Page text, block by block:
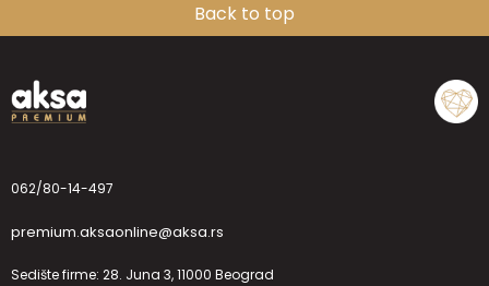
Back to top
062/80-14-497
premium.aksaonline@aksa.rs
Sedište firme: 28. Juna 3, 11000 Beograd